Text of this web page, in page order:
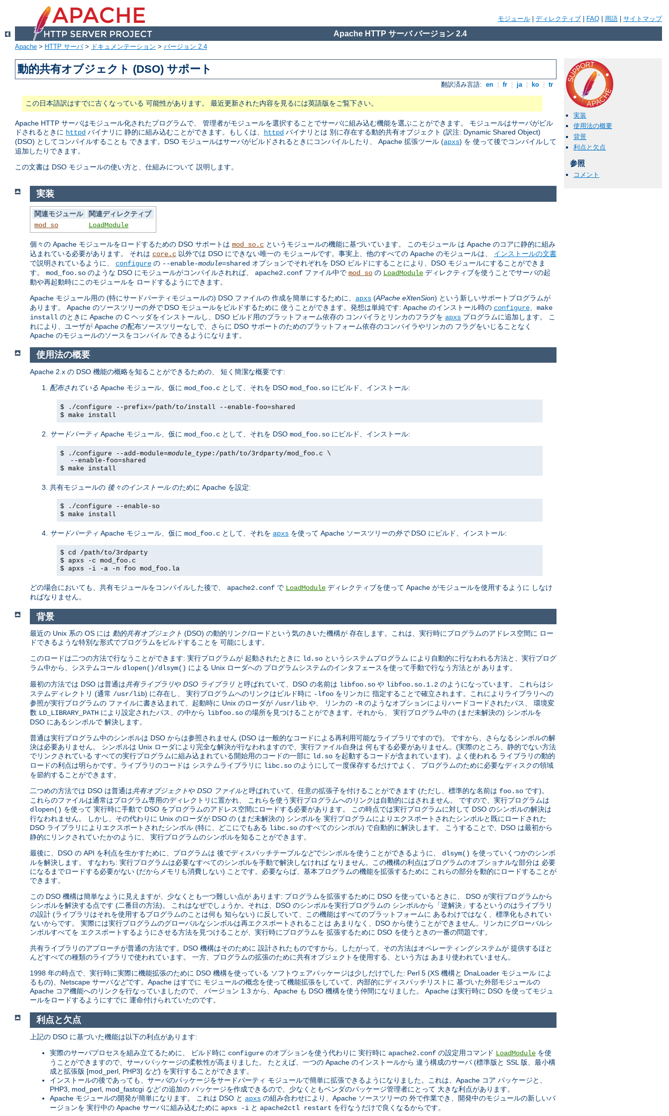
モジュール ディレクティブ FAQ 用語 サイトマップ
Apache HTTP サーバ バージョン 2.4
Apache > HTTP サーバ> ドキュメンテーション > バージョン 2.4
動的共有オブジェクト (DSO) サポート
翻訳済み言語: en fr ja ko tr
この日本語訳はすでに古くなっている 可能性があります。 最近更新された内容を見るには英語版をご覧下さい。
Apache HTTP サーバはモジュール化されたプログラムで、 管理者がモジュールを選択することでサーバに組み込む機能を選ぶことができます。 モジュールはサーバがビル
ドされるときに httpd バイナリに 静的に組み込むことができます。もしくは、 httpd バイナリとは 別に存在する動的共有オブジェクト (訳注: Dynamic Shared Object)
(DSO) としてコンパイルすることも できます。DSO モジュールはサーバがビルドされるときにコンパイルしたり、 Apache 拡張ツール (apxs) を 使って後でコンパイルして
追加したりできます。
この文書は DSO モジュールの使い方と、仕組みについて 説明します。
実装
使用法の概要
背景
利点と欠点
参照
コメント
実装
関連モジュール
関連ディレクティブ
mod_so
LoadModule
個々の Apache モジュールをロードするための DSO サポートは mod_so.c というモジュールの機能に基づいています。 このモジュール は Apache のコアに静的に組み
込まれている必要があります。 それは core.c 以外では DSO にできない唯一の モジュールです。事実上、他のすべての Apache のモジュールは、 インストールの文書
で説明されているように、 configure の --enable-module=shared オプションでそれぞれを DSO ビルドにすることにより、DSO モジュールにすることができま
す。 mod_foo.so のような DSO にモジュールがコンパイルされれば、 apache2.conf ファイル中で mod_so の LoadModule ディレクティブを使うことでサーバの起
動や再起動時にこのモジュールを ロードするようにできます。
Apache モジュール用の (特にサードパーティモジュールの) DSO ファイルの 作成を簡単にするために、 apxs (APache eXtenSion) という新しいサポートプログラムが
あります。 Apache のソースツリーの外でDSO モジュールをビルドするために 使うことができます。発想は単純です: Apache のインストール時の configure
make
install のときに Apache の C ヘッダをインストールし、DSO ビルド用のプラットフォーム依存の コンパイラとリンカのフラグを apxs プログラムに追加します。 こ
れにより、ユーザが Apache の配布ソースツリーなしで、さらに DSO サポートのためのプラットフォーム依存のコンパイラやリンカの フラグをいじることなく
Apache のモジュールのソースをコンパイル できるようになります。
使用法の概要
Apache 2.x の DSO 機能の概略を知ることができるための、 短く簡潔な概要です:
配布されている Apache モジュール、仮に mod_foo.c として、それを DSO mod_foo.so にビルド、インストール:
$ ./configure --prefix=/path/to/install --enable-foo=shared
$ make install
サードパーティ Apache モジュール、仮に mod_foo.c として、それを DSO mod_foo.so にビルド、インストール:
$ ./configure --add-module=module_type :/path/to/3rdparty/mod_foo.c \
--enable-foo=shared
$ make install
共有モジュールの 後々のインストールのために Apache を設定:
$ ./configure --enable-so
$ make install
サードパーティ Apache モジュール、仮に mod_foo.c として、それを apxs を使って Apache ソースツリーの外でDSO にビルド、インストール:
$ cd /path/to/3rdparty
$ apxs -c mod_foo.c
$ apxs -i -a -n foo mod_foo.la
どの場合においても、共有モジュールをコンパイルした後で、 apache2.conf で LoadModule ディレクティブを使って Apache がモジュールを使用するように しなけ
ればなりません。
背景
最近の Unix 系の OS には 動的共有オブジェクト (DSO) の動的リンク/ロードという気のきいた機構が 存在します。これは、実行時にプログラムのアドレス空間に ロー
ドできるような特別な形式でプログラムをビルドすることを 可能にします。
このロードは二つの方法で行なうことができます: 実行プログラムが 起動されたときに ld.so というシステムプログラム により自動的に行なわれる方法と、実行プログ
ラム中から、システムコール dlopen()/dlsym() による Unix ローダへの プログラムシステムのインタフェースを使って手動で行なう方法とが あります。
最初の方法では DSO は普通は共有ライブラリや DSO ライブラリ と呼ばれていて、DSO の名前は libfoo.so や libfoo.so.1.2 のようになっています。 これらはシ
ステムディレクトリ (通常 /usr/lib) に存在し、 実行プログラムへのリンクはビルド時に -lfoo をリンカに 指定することで確立されます。これによりライブラリへの
参照が実行プログラムの ファイルに書き込まれて、起動時に Unix のローダが /usr/lib や、 リンカの -R のようなオプションによりハードコードされたパス、 環境変
数 LD_LIBRARY_PATH により設定されたパス、の中から libfoo.so の場所を見つけることができます。それから、 実行プログラム中の (まだ未解決の) シンボルを
DSO にあるシンボルで 解決します。
普通は実行プログラム中のシンボルは DSO からは参照されません (DSO は一般的なコードによる再利用可能なライブラリですので)。 ですから、さらなるシンボルの解
決は必要ありません。 シンボルは Unix ローダにより完全な解決が行なわれますので、実行ファイル自身は 何もする必要がありません。(実際のところ、静的でない方法
でリンクされている すべての実行プログラムに組み込まれている開始用のコードの一部に ld.so を起動するコードが含まれています)。よく使われる ライブラリの動的
ロードの利点は明らかです。ライブラリのコードは システムライブラリに libc.so のようにして一度保存するだけでよく、 プログラムのために必要なディスクの領域
を節約することができます。
二つめの方法では DSO は普通は共有オブジェクトや DSO ファイルと呼ばれていて、任意の拡張子を付けることができます (ただし、標準的な名前は foo.so です)。
これらのファイルは通常はプログラム専用のディレクトリに置かれ、 これらを使う実行プログラムへのリンクは自動的にはされません。 ですので、実行プログラムは
dlopen() を使って 実行時に手動で DSO をプログラムのアドレス空間にロードする必要があります。 この時点では実行プログラムに対して DSO のシンボルの解決は
行なわれません。 しかし、その代わりに Unix のローダが DSO の (まだ未解決の) シンボルを 実行プログラムによりエクスポートされたシンボルと既にロードされた
DSO ライブラリによりエクスポートされたシンボル (特に、どこにでもある libc.so のすべてのシンボル) で自動的に解決します。 こうすることで、DSO は最初から
静的にリンクされていたかのように、 実行プログラムのシンボルを知ることができます。
最後に、DSO の API を利点を生かすために、プログラムは 後でディスパッチテーブルなどでシンボルを使うことができるように、 dlsym() を使っていくつかのシンボ
ルを解決します。 すなわち: 実行プログラムは必要なすべてのシンボルを手動で解決しなければ なりません。この機構の利点はプログラムのオプショナルな部分は 必要
になるまでロードする必要がない (だからメモリも消費しない) ことです。必要ならば、基本プログラムの機能を拡張するために これらの部分を動的にロードすることが
できます。
この DSO 機構は簡単なように見えますが、少なくとも一つ難しい点が あります: プログラムを拡張するために DSO を使っているときに、 DSO が実行プログラムから
シンボルを解決する点です (二番目の方法)。 これはなぜでしょうか。それは、DSO のシンボルを実行プログラムの シンボルから「逆解決」するというのはライブラリ
の設計 (ライブラリはそれを使用するプログラムのことは何も 知らない) に反していて、この機能はすべてのプラットフォームに あるわけではなく、標準化もされてい
ないからです。 実際には実行プログラムのグローバルなシンボルは再エクスポートされることは あまりなく、DSO から使うことができません。リンカにグローバルシ
ンボルすべてを エクスポートするようにさせる方法を見つけることが、実行時にプログラムを 拡張するために DSO を使うときの一番の問題です。
共有ライブラリのアプローチが普通の方法です。DSO 機構はそのために 設計されたものですから。したがって、その方法はオペレーティングシステムが 提供するほと
んどすべての種類のライブラリで使われています。 一方、プログラムの拡張のために共有オブジェクトを使用する、という方は あまり使われていません。
1998 年の時点で、実行時に実際に機能拡張のために DSO 機構を使っている ソフトウェアパッケージは少しだけでした: Perl 5 (XS 機構と DnaLoader モジュール によ
るもの)、Netscape サーバなどです。Apache はすでに モジュールの概念を使って機能拡張をしていて、内部的にディスパッチリストに 基づいた外部モジュールの
Apache コア機能へのリンクを行なっていましたので、 バージョン 1.3 から、Apache も DSO 機構を使う仲間になりました。 Apache は実行時に DSO を使ってモジュ
ールをロードするようにすでに 運命付けられていたのです。
利点と欠点
上記の DSO に基づいた機能は以下の利点があります:
実際のサーバプロセスを組み立てるために、 ビルド時に configure のオプションを使う代わりに 実行時に apache2.conf の設定用コマンド LoadModule を使
うことができますので、サーバパッケージの柔軟性が高まりました。 たとえば、一つの Apache のインストールから 違う構成のサーバ (標準版と SSL 版、最小構
成と拡張版 [mod_perl, PHP3] など) を実行することができます。
インストールの後であっても、サーバのパッケージをサードパーティ モジュールで簡単に拡張できるようになりました。これは、Apache コア パッケージと、
PHP3, mod_perl, mod_fastcgi などの追加の パッケージを作成できるので、少なくともベンダのパッケージ管理者にとって 大きな利点があります。
Apache モジュールの開発が簡単になります。 これは DSO と apxs の組み合わせにより、Apache ソースツリーの 外で作業でき、開発中のモジュールの新しいバ
ージョンを 実行中の Apache サーバに組み込むために apxs -i と apache2ctl restart を行なうだけで良くなるからです。